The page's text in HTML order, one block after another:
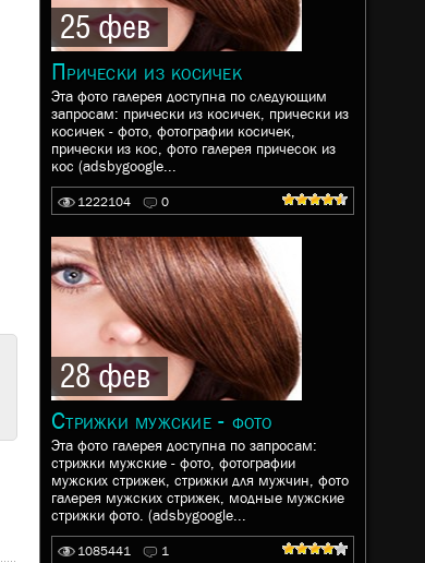
25 фев
Прически из косичек
Эта фото галерея доступна по следующим
запросам: прически из косичек, прически из
косичек - фото, фотографии косичек,
прически из кос, фото галерея причесок из
кос (adsbygoogle...
1222104 0
28 фев
Стрижки мужские - фото
Эта фото галерея доступна по запросам:
стрижки мужские - фото, фотографии
мужских стрижек, стрижки для мужчин, фото
галерея мужских стрижек, модные мужские
стрижки фото. (adsbygoogle...
1085441 1